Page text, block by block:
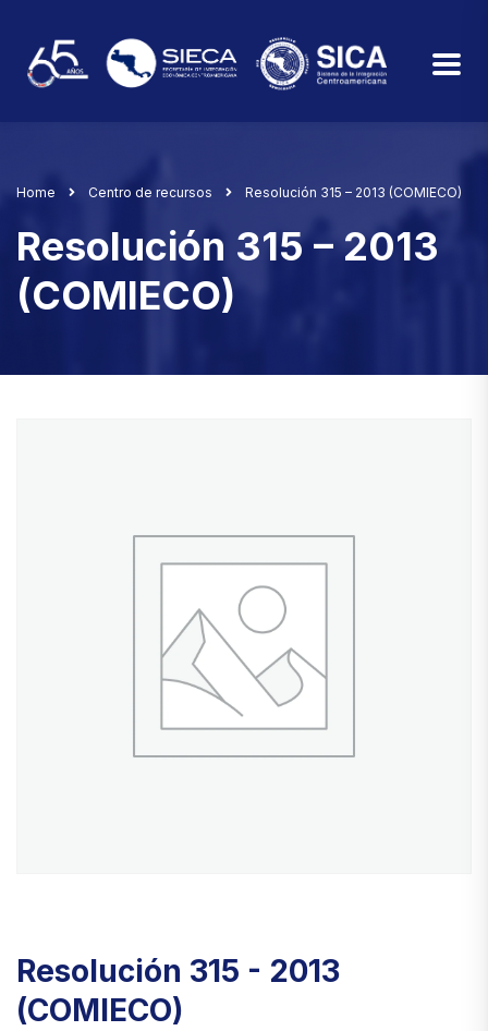
Home Centro de recursos Resolución 315 – 2013 (COMIECO)
Resolución 315 – 2013
(COMIECO)
Resolución 315 - 2013
(COMIECO)